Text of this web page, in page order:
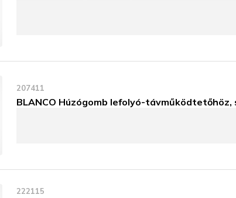
207411
BLANCO Húzógomb lefolyó-
222115